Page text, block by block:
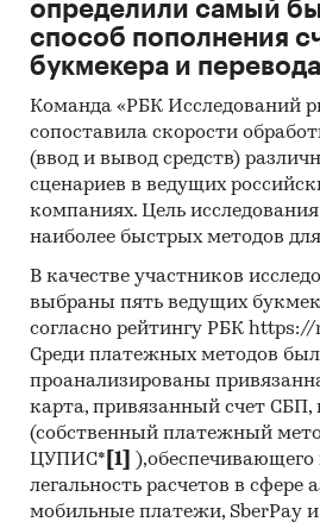
Прогноз ГидМаркет.
статистические методы
поправкой на мнение
Отчет отражает мнение
инвестиционной
Категории:
Консервы / Рыбные консервы
определили самый
способ пополнения
букмекера и
Команда «РБК Исследований
сопоставила скорости
(ввод и вывод средств)
сценариев в ведущих
компаниях. Цель
наиболее быстрых методов
В качестве участников
выбраны пять ведущих
согласно рейтингу РБК
Среди платежных методов
проанализированы
карта, привязанный счет
(собственный платежный
ЦУПИС* [1]
),обеспечивающего
легальность расчетов в сфере
мобильные платежи, SberPay